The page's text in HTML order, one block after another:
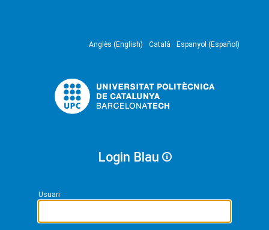
Anglès (English) Català Espanyol (Español)
Login Blau
Usuari